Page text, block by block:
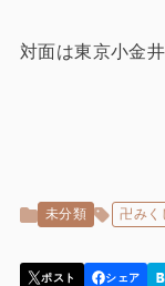
対面は東京小金
未分類 卍みく